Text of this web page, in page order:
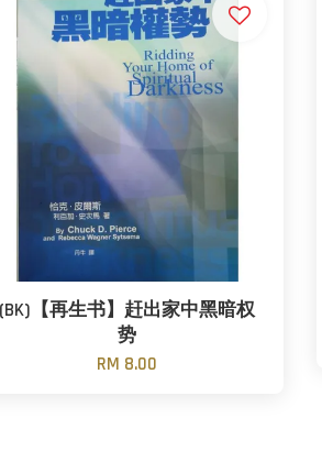
(BK)【再生书】赶出家中黑暗权
势
RM 8.00